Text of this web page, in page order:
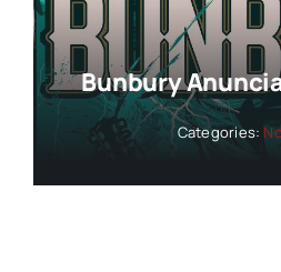
Bunbury
Categories: